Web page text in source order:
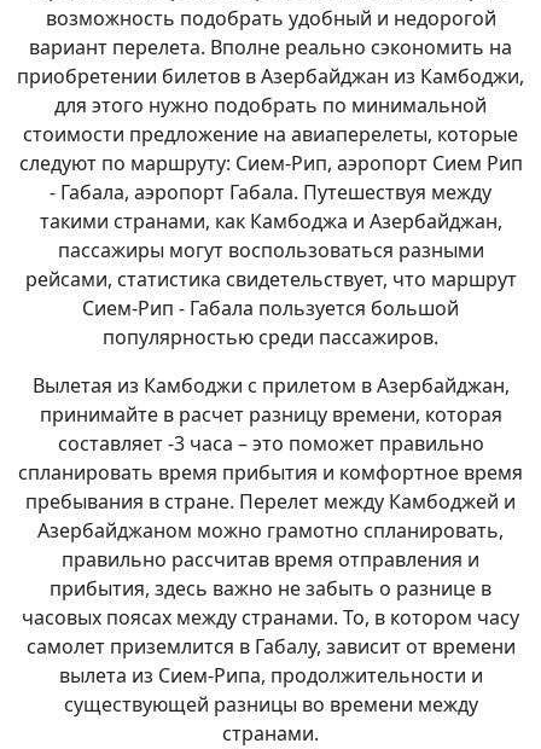
возможность подобрать удобный и недорогой
вариант перелета. Вполне реально сэкономить на
приобретении билетов в Азербайджан из Камбоджи,
для этого нужно подобрать по минимальной
стоимости предложение на авиаперелеты, которые
следуют по маршруту: Сием-Рип, аэропорт Сием Рип
- Габала, аэропорт Габала. Путешествуя между
такими странами, как Камбоджа и Азербайджан,
пассажиры могут воспользоваться разными
рейсами, статистика свидетельствует, что маршрут
Сием-Рип - Габала пользуется большой
популярностью среди пассажиров.
Вылетая из Камбоджи с прилетом в Азербайджан,
принимайте в расчет разницу времени, которая
составляет -3 часа – это поможет правильно
спланировать время прибытия и комфортное время
пребывания в стране. Перелет между Камбоджей и
Азербайджаном можно грамотно спланировать,
правильно рассчитав время отправления и
прибытия, здесь важно не забыть о разнице в
часовых поясах между странами. То, в котором часу
самолет приземлится в Габалу, зависит от времени
вылета из Сием-Рипа, продолжительности и
существующей разницы во времени между
странами.